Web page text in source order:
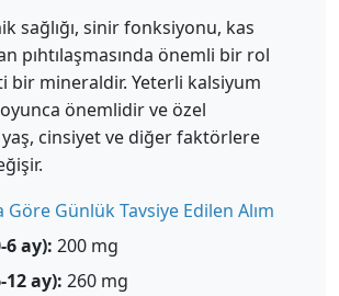
sağlığı, sinir fonksiyonu, kas
pıhtılaşmasında önemli bir rol
bir mineraldir. Yeterli kalsiyum
önemlidir ve özel
cinsiyet ve diğer faktörlere
Göre Günlük Tavsiye Edilen Alım
6 ay): 200 mg
12 ay): 260 mg